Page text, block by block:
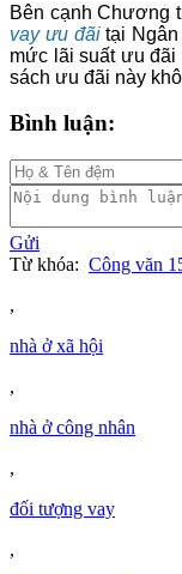
Bên cạnh Chương
vay ưu đãitại Ngân
mức lãi suất ưu đãi
sách ưu đãi này
Bình luận:
Gửi
Từ khóa: Công văn
,
nhà ở xã hội
,
nhà ở công nhân
,
đối tượng vay
,